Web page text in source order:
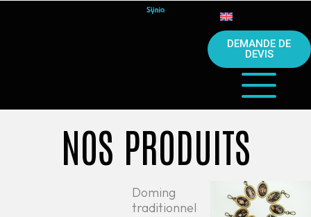
DEMANDE DE
DEVIS
NOS PRODUITS
Doming
traditionnel